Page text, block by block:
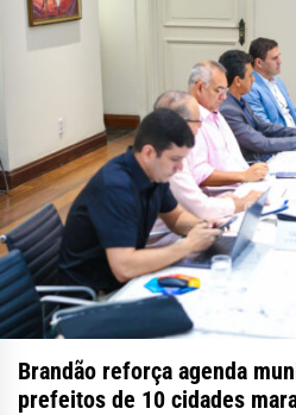
Brandão reforça agenda
prefeitos de 10 cidades